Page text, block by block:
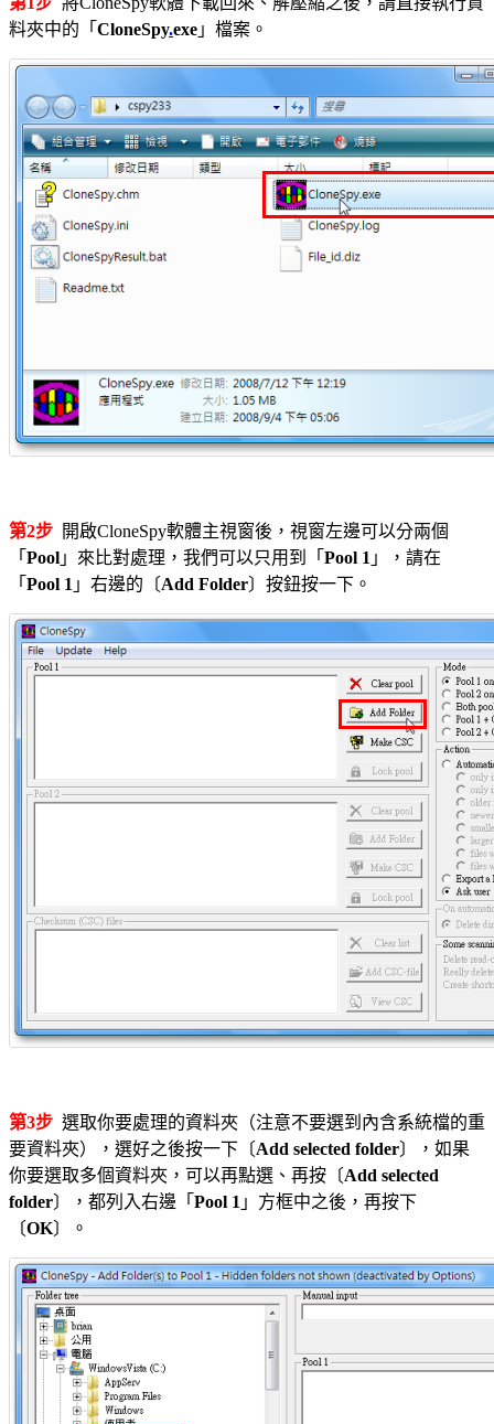
料夾中的「 CloneSpy.exe 」檔案。
第2步 開啟CloneSpy軟體主視窗後，視窗左邊可以分兩個
「 Pool 」來比對處理，我們可以只用到「 Pool 1 」，請在
「 Pool 1 」右邊的〔Add Folder〕按鈕按一下。
第3步 選取你要處理的資料夾（注意不要選到內含系統檔的重
要資料夾），選好之後按一下〔Add selected folder〕，如果
你要選取多個資料夾，可以再點選、再按〔Add selected
folder〕，都列入右邊「 Pool 1 」方框中之後，再按下
〔OK〕。